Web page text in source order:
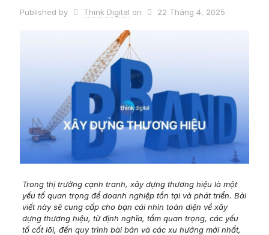
Published by Think Digital on 22 Tháng 4, 2025
Trong thị trường cạnh tranh, xây dựng thương hiệu là một
yếu tố quan trọng để doanh nghiệp tồn tại và phát triển. Bài
viết này sẽ cung cấp cho bạn cái nhìn toàn diện về xây
dựng thương hiệu, từ định nghĩa, tầm quan trọng, các yếu
tố cốt lõi, đến quy trình bài bản và các xu hướng mới nhất,